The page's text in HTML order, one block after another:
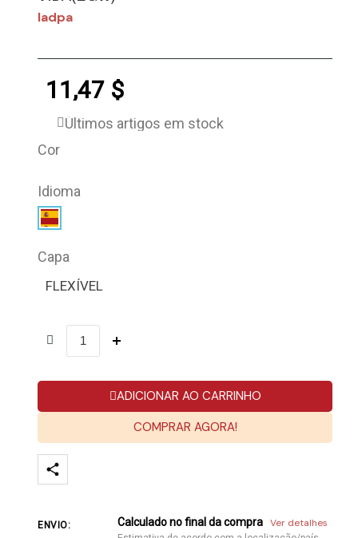
Iadpa
11,47 $
Últimos artigos em stock
Cor
Idioma
Capa
FLEXÍVEL
ADICIONAR AO CARRINHO
COMPRAR AGORA!
ENVIO: Calculado no final da compra Ver detalhes